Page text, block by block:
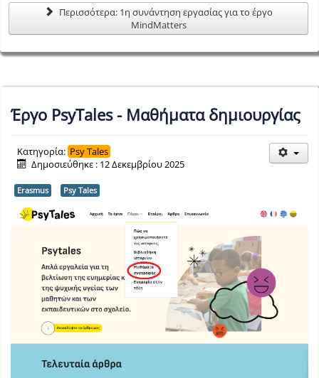
Περισσότερα: 1η συνάντηση εργασίας για το έργο
MindMatters
Έργο PsyTales - Μαθήματα δημιουργίας
Κατηγορία: Psy Tales
Δημοσιεύθηκε : 12 Δεκεμβρίου 2025
Erasmus Psy Tales